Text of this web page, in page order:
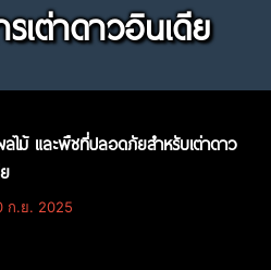
เต่าดาวอินเดีย
ไม้ และพืชที่ปลอดภัยสำหรับเต่าดาว
ก.ย. 2025